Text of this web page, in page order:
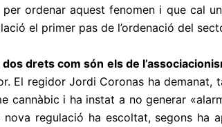
ordenar aquest fenomen i que cal
el primer pas de l’ordenació del
drets com són els de
El regidor Jordi Coronas ha demanat,
cannàbic i ha instat a no generar
regulació ha escoltat, segons ha